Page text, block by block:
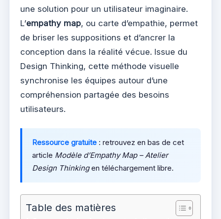
une solution pour un utilisateur imaginaire.
L’empathy map, ou carte d’empathie, permet
de briser les suppositions et d’ancrer la
conception dans la réalité vécue. Issue du
Design Thinking, cette méthode visuelle
synchronise les équipes autour d’une
compréhension partagée des besoins
utilisateurs.
Ressource gratuite : retrouvez en bas de cet
article Modèle d’Empathy Map – Atelier
Design Thinkingen téléchargement libre.
Table des matières